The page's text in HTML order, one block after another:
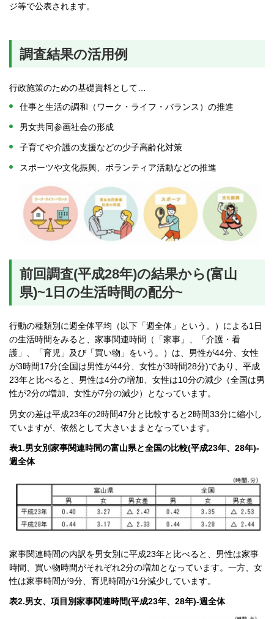
ジ等で公表されます。
調査結果の活用例
行政施策のための基礎資料として…
仕事と生活の調和（ワーク・ライフ・バランス）の推進
男女共同参画社会の形成
子育てや介護の支援などの少子高齢化対策
スポーツや文化振興、ボランティア活動などの推進
前回調査(平成28年)の結果から(富山
県)~1日の生活時間の配分~
行動の種類別に週全体平均（以下「週全体」という。）による1日
の生活時間をみると、家事関連時間（「家事」、「介護・看
護」、「育児」及び「買い物」をいう。）は、男性が44分、女性
が3時間17分(全国は男性が44分、女性が3時間28分)であり、平成
23年と比べると、男性は4分の増加、女性は10分の減少（全国は男
性が2分の増加、女性が7分の減少）となっています。
男女の差は平成23年の2時間47分と比較すると2時間33分に縮小し
ていますが、依然として大きいままとなっています。
表1.男女別家事関連時間の富山県と全国の比較(平成23年、28年)-
週全体
家事関連時間の内訳を男女別に平成23年と比べると、男性は家事
時間、買い物時間がそれぞれ2分の増加となっています。一方、女
性は家事時間が9分、育児時間が1分減少しています。
表2.男女、項目別家事関連時間(平成23年、28年)-週全体